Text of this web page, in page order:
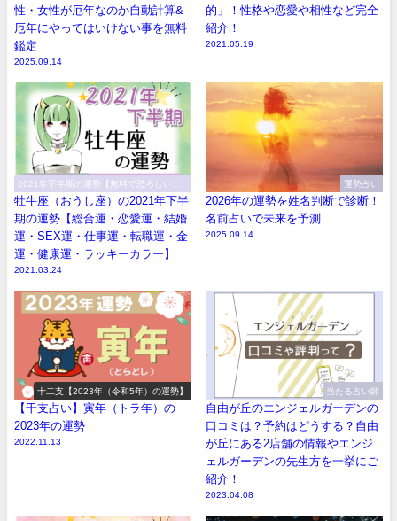
性・女性が厄年なのか自動計算&
厄年にやってはいけない事を無料
鑑定
2025.09.14
的」！性格や恋愛や相性など完全
紹介！
2021.05.19
2021年下半期の運勢【無料で恐ろしい程
当たる！】
牡牛座（おうし座）の2021年下半
期の運勢【総合運・恋愛運・結婚
運・SEX運・仕事運・転職運・金
運・健康運・ラッキーカラー】
2021.03.24
運勢占い
2026年の運勢を姓名判断で診断！
名前占いで未来を予測
2025.09.14
十二支【2023年（令和5年）の運勢】
【干支占い】寅年（トラ年）の
2023年の運勢
2022.11.13
当たる占い師
自由が丘のエンジェルガーデンの
口コミは？予約はどうする？自由
が丘にある2店舗の情報やエンジ
ェルガーデンの先生方を一挙にご
紹介！
2023.04.08